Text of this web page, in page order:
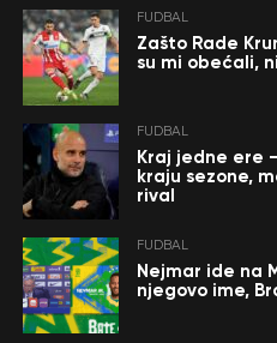
FUDBAL
Zašto Rade
su mi obećali,
FUDBAL
Kraj jedne ere
kraju sezone,
rival
FUDBAL
Nejmar ide na
njegovo ime,